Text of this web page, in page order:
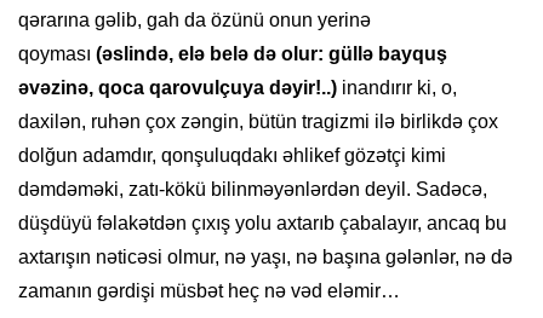
qərarına gəlib, gah da özünü onun yerinə
qoyması (əslində, elə belə də olur: güllə bayquş
əvəzinə, qoca qarovulçuya dəyir!..) inandırır ki, o,
daxilən, ruhən çox zəngin, bütün tragizmi ilə birlikdə çox
dolğun adamdır, qonşuluqdakı əhlikef gözətçi kimi
dəmdəməki, zatı-kökü bilinməyənlərdən deyil. Sadəcə,
düşdüyü fəlakətdən çıxış yolu axtarıb çabalayır, ancaq bu
axtarışın nəticəsi olmur, nə yaşı, nə başına gələnlər, nə də
zamanın gərdişi müsbət heç nə vəd eləmir…